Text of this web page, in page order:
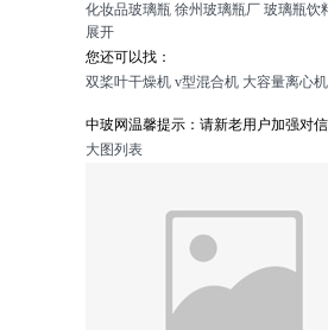
化妆品玻璃瓶 徐州玻璃瓶厂 玻璃瓶饮
展开
您还可以找：
双桨叶干燥机 v型混合机 大容量离心机
中玻网温馨提示：请新老用户加强对
大图列表